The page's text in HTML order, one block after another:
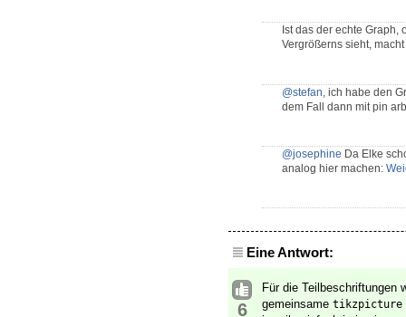
Ist das der echte
Vergrößerns sieht,
@stefan, ich habe den
dem Fall dann mit pin
@josephine Da Elke
analog hier machen:
Eine Antwort:
6
Für die Teilbeschriftungen
gemeinsame tikzpicture